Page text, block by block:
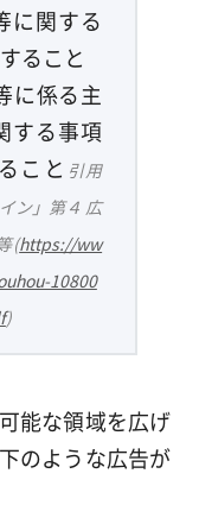
に関する
ること
に係る主
する事項
こと 引用
ン」第４ 広
(https://ww
10800
)
能な領域を広げ
のような広告が